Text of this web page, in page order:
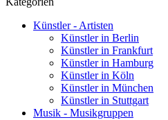
Künstler - Artisten
Künstler in Berlin
Künstler in Frankfurt
Künstler in Hamburg
Künstler in Köln
Künstler in München
Künstler in Stuttgart
Musik - Musikgruppen